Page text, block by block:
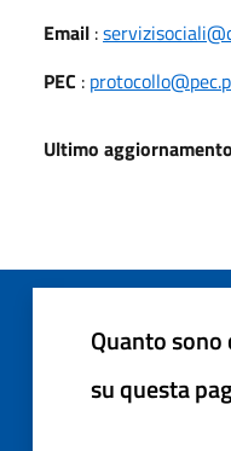
Email :
PEC :
Ultimo aggiornamento
Quanto
su questa